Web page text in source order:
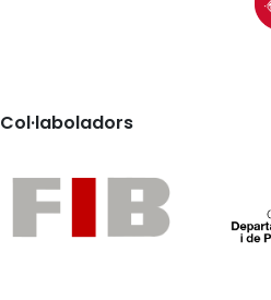
Col·laboladors